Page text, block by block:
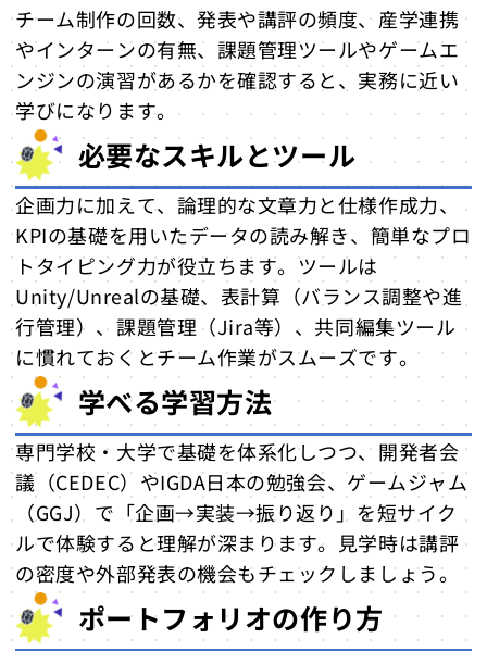
チーム制作の回数、発表や講評の頻度、産学連携
やインターンの有無、課題管理ツールやゲームエ
ンジンの演習があるかを確認すると、実務に近い
学びになります。
必要なスキルとツール
企画力に加えて、論理的な文章力と仕様作成力、
KPIの基礎を用いたデータの読み解き、簡単なプロ
トタイピング力が役立ちます。ツールは
Unity/Unrealの基礎、表計算（バランス調整や進
行管理）、課題管理（Jira等）、共同編集ツール
に慣れておくとチーム作業がスムーズです。
学べる学習方法
専門学校・大学で基礎を体系化しつつ、開発者会
議（CEDEC）やIGDA日本の勉強会、ゲームジャム
（GGJ）で「企画→実装→振り返り」を短サイク
ルで体験すると理解が深まります。見学時は講評
の密度や外部発表の機会もチェックしましょう。
ポートフォリオの作り方